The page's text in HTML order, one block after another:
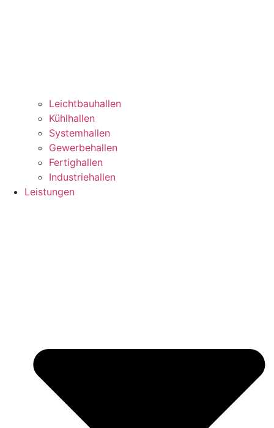
Leichtbauhallen
Kühlhallen
Systemhallen
Gewerbehallen
Fertighallen
Industriehallen
Leistungen